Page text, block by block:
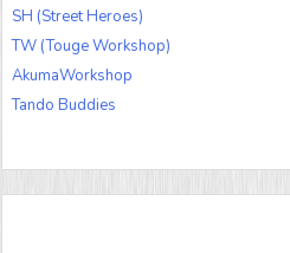
SH (Street Heroes)
TW (Touge Workshop)
AkumaWorkshop
Tando Buddies